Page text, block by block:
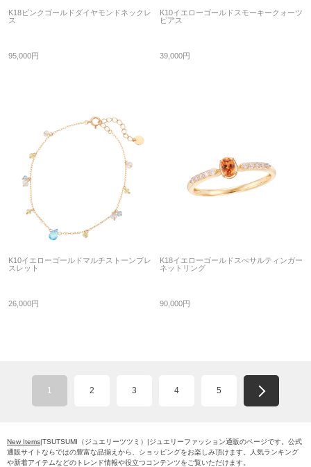
K18ピンクゴールドダイヤモンドネックレ
ス
95,000円
K10イエローゴールドスモーキークォーツ
ピアス
39,000円
K10イエローゴールドマルチストーンブレ
スレット
26,000円
K18イエローゴールドスぺサルティンガー
ネットリング
90,000円
1 2 3 4 5
New Items|TSUTSUMI（ジュエリーツツミ）|ジュエリーファッション通販のページです。公式
通販サイトならではの豊富な品揃えから、ショッピングをお楽しみ頂けます。人気ランキング
や新着アイテムなどのトレンド情報や役立つコンテンツをご覧いただけます。